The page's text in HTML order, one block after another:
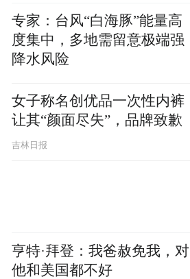
专家：台风“白海豚”能量高
度集中，多地需留意极端强
降水风险
女子称名创优品一次性内裤
让其“颜面尽失”，品牌致歉
吉林日报
亨特·拜登：我爸赦免我，对
他和美国都不好